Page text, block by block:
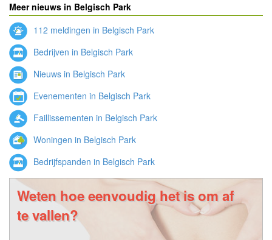
Meer nieuws in Belgisch Park
112 meldingen in Belgisch Park
Bedrijven in Belgisch Park
Nieuws in Belgisch Park
Evenementen in Belgisch Park
Faillissementen in Belgisch Park
Woningen in Belgisch Park
Bedrijfspanden in Belgisch Park
Weten hoe eenvoudig het is om af
te vallen?